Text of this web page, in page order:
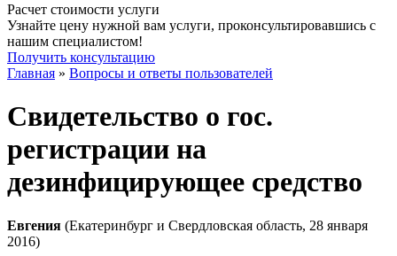
Расчет стоимости услуги
Узнайте цену нужной вам услуги, проконсультировавшись с
нашим специалистом!
Получить консультацию
Главная » Вопросы и ответы пользователей
Свидетельство о гос.
регистрации на
дезинфицирующее средство
Евгения (Екатеринбург и Свердловская область, 28 января
2016)